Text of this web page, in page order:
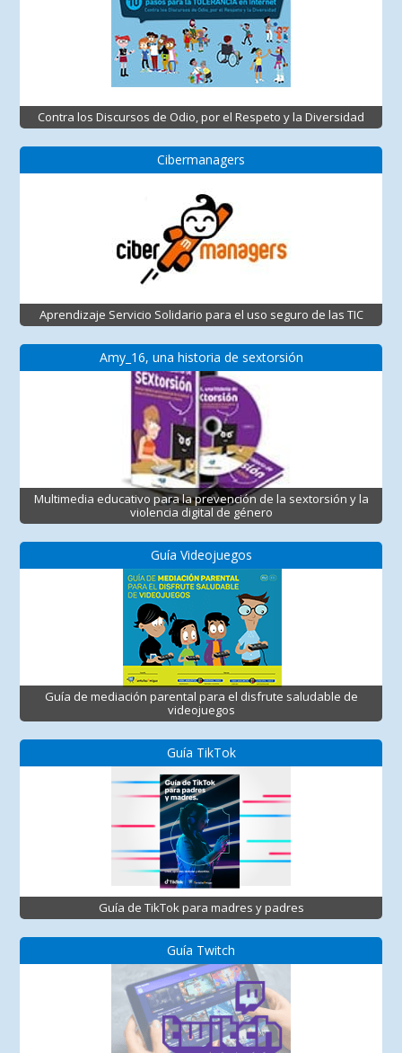
Contra los Discursos de Odio, por el Respeto y la Diversidad
Cibermanagers
Aprendizaje Servicio Solidario para el uso seguro de las TIC
Amy_16, una historia de sextorsión
Multimedia educativo para la prevención de la sextorsión y la
violencia digital de género
Guía Videojuegos
Guía de mediación parental para el disfrute saludable de
videojuegos
Guía TikTok
Guía de TikTok para madres y padres
Guía Twitch